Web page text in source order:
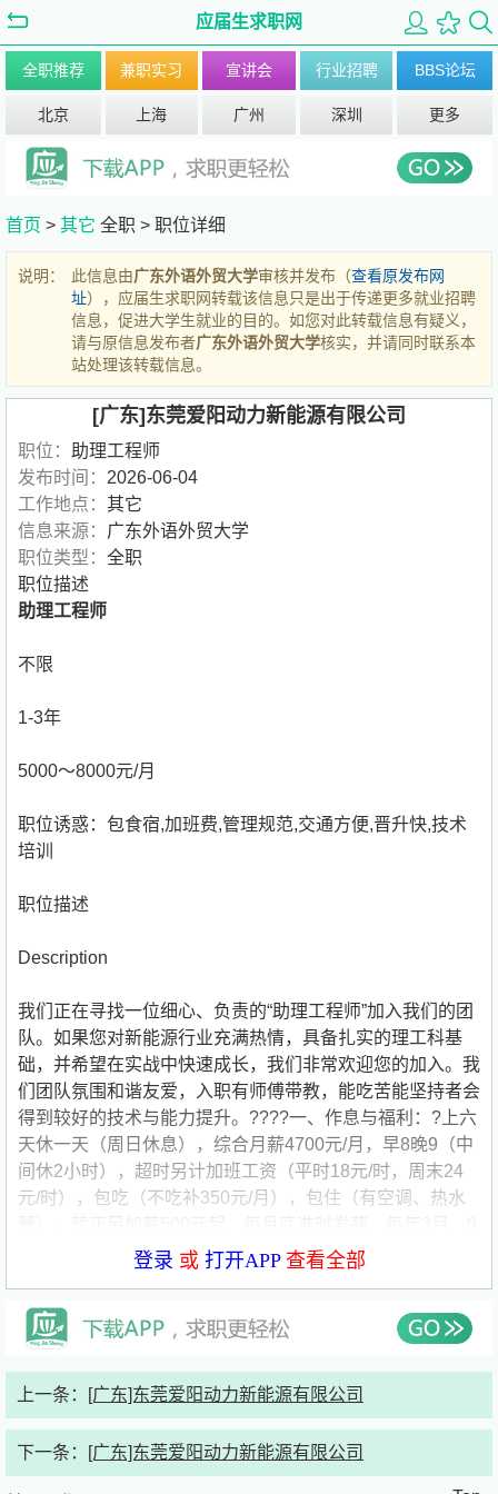
应届生求职网
全职推荐 兼职实习 宣讲会 行业招聘 BBS论坛
北京 上海 广州 深圳 更多
首页 > 其它 全职 > 职位详细
说明： 此信息由广东外语外贸大学审核并发布（查看原发布网
址），应届生求职网转载该信息只是出于传递更多就业招聘
信息，促进大学生就业的目的。如您对此转载信息有疑义，
请与原信息发布者广东外语外贸大学核实，并请同时联系本
站处理该转载信息。
[广东]东莞爱阳动力新能源有限公司
职位： 助理工程师
发布时间： 2026-06-04
工作地点： 其它
信息来源： 广东外语外贸大学
职位类型： 全职
职位描述
助理工程师
不限
1-3年
5000～8000元/月
职位诱惑：包食宿,加班费,管理规范,交通方便,晋升快,技术
培训
职位描述
Description
我们正在寻找一位细心、负责的“助理工程师”加入我们的团
队。如果您对新能源行业充满热情，具备扎实的理工科基
础，并希望在实战中快速成长，我们非常欢迎您的加入。我
们团队氛围和谐友爱，入职有师傅带教，能吃苦能坚持者会
得到较好的技术与能力提升。????一、作息与福利：?上六
天休一天（周日休息），综合月薪4700元/月，早8晚9（中
间休2小时），超时另计加班工资（平时18元/时，周末24
元/时），包吃（不吃补350元/月），包住（有空调、热水
月加薪。????二、任职条件：???1.电子电器、新能源、自
知识技能：?2.1能熟练操作常用办公软件（如
Office）????????????????????????2.2了解基本的电
力；????????????????????????2.3或熟练操作机械
期出差的工作要求，具备较强的抗压能力；积极主动，愿意
登录 或 打开APP查看全部
上一条： [广东]东莞爱阳动力新能源有限公司
下一条： [广东]东莞爱阳动力新能源有限公司